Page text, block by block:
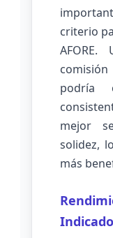
criterio
podría
mejor
solidez,
más